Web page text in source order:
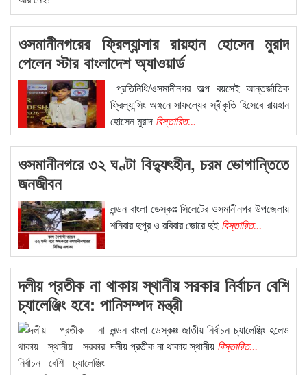
ওসমানীনগরের ফ্রিল্যান্সার রায়হান হোসেন মুরাদ
পেলেন স্টার বাংলাদেশ অ্যাওয়ার্ড
প্রতিনিধি/ওসমানীনগর অল্প বয়সেই আন্তর্জাতিক
ফ্রিল্যান্সিং অঙ্গনে সাফল্যের স্বীকৃতি হিসেবে রায়হান
হোসেন মুরাদ বিস্তারিত...
ওসমানীনগরে ৩২ ঘণ্টা বিদ্যুৎহীন, চরম ভোগান্তিতে
জনজীবন
লন্ডন বাংলা ডেস্কঃঃ সিলেটের ওসমানীনগর উপজেলায়
শনিবার দুপুর ও রবিবার ভোরে দুই বিস্তারিত...
দলীয় প্রতীক না থাকায় স্থানীয় সরকার নির্বাচন বেশি
চ্যালেঞ্জিং হবে: পানিসম্পদ মন্ত্রী
লন্ডন বাংলা ডেস্কঃঃ জাতীয় নির্বাচন চ্যালেঞ্জিং হলেও
দলীয় প্রতীক না থাকায় স্থানীয় বিস্তারিত...